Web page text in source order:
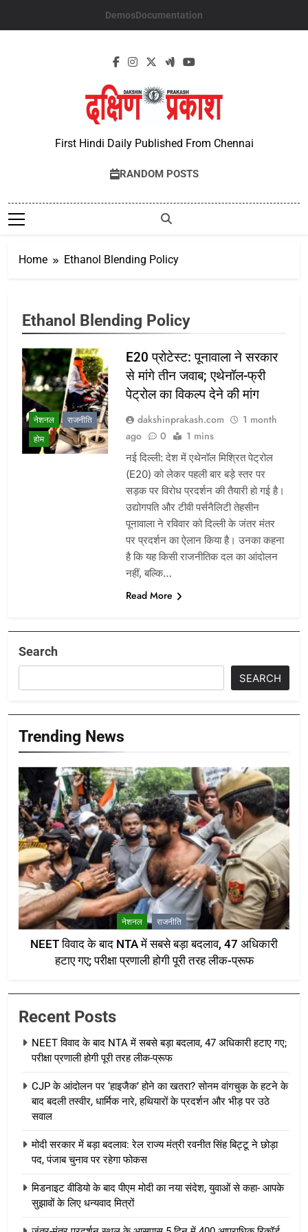
DemosDocumentation
First Hindi Daily Published From Chennai
RANDOM POSTS
Home Ethanol Blending Policy
Ethanol Blending Policy
नेशनल
राजनीति
होम
E20 प्रोटेस्ट: पूनावाला ने सरकार
से मांगे तीन जवाब; एथेनॉल-फ्री
पेट्रोल का विकल्प देने की मांग
dakshinprakash.com
1 month
ago
0 1 mins
नई दिल्ली: देश में एथेनॉल मिश्रित पेट्रोल
(E20) को लेकर पहली बार बड़े स्तर पर
सड़क पर विरोध प्रदर्शन की तैयारी हो गई है।
उद्योगपति और टीवी पर्सनैलिटी तेहसीन
पूनावाला ने रविवार को दिल्ली के जंतर मंतर
पर प्रदर्शन का ऐलान किया है। उनका कहना
है कि यह किसी राजनीतिक दल का आंदोलन
नहीं, बल्कि…
Read More
Search
SEARCH
Trending News
नेशनल राजनीति
NEET विवाद के बाद NTA में सबसे बड़ा बदलाव, 47 अधिकारी
हटाए गए; परीक्षा प्रणाली होगी पूरी तरह लीक-प्रूफ
Recent Posts
NEET विवाद के बाद NTA में सबसे बड़ा बदलाव, 47 अधिकारी हटाए गए;
परीक्षा प्रणाली होगी पूरी तरह लीक-प्रूफ
CJP के आंदोलन पर ‘हाइजैक’ होने का खतरा? सोनम वांगचुक के हटने के
बाद बदली तस्वीर, धार्मिक नारे, हथियारों के प्रदर्शन और भीड़ पर उठे
सवाल
मोदी सरकार में बड़ा बदलाव: रेल राज्य मंत्री रवनीत सिंह बिट्टू ने छोड़ा
पद, पंजाब चुनाव पर रहेगा फोकस
मिडनाइट वीडियो के बाद पीएम मोदी का नया संदेश, युवाओं से कहा- आपके
सुझावों के लिए धन्यवाद मित्रों